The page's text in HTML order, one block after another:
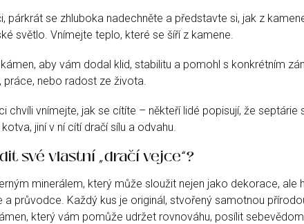
párkrát se zhluboka nadechněte a představte si, jak z
světlo. Vnímejte teplo, které se šíří z kamene.
aby vám dodal klid, stabilitu a pomohl s konkrétním
práce, nebo radost ze života.
chvíli vnímejte, jak se cítíte – někteří lidé popisují, že septárie
jiní v ní cítí dračí sílu a odvahu.
své vlastní „dračí vejce“?
minerálem, který může sloužit nejen jako dekorace, ale
a průvodce. Každý kus je originál, stvořený samotnou
který vám pomůže udržet rovnováhu, posílit